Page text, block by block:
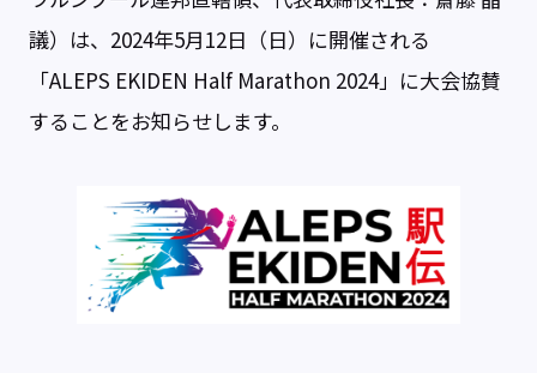
議）は、2024年5月12日（日）に開催される
「ALEPS EKIDEN Half Marathon 2024」に大会協賛
することをお知らせします。